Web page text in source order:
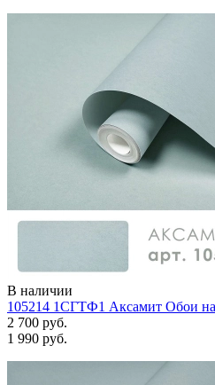
В наличии
105214 1СГТФ1 Аксамит Обои
2 700 руб.
1 990 руб.